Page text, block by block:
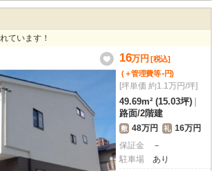
ています！
16万円 [税込]
(＋管理費等-円)
[坪単価 約1.1万円/坪]
49.69m² (15.03坪)
路面/2階建
敷 48万円 礼 16万円
保証金
－
駐車場
あり